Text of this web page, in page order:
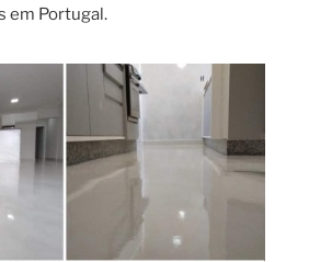
em Portugal.